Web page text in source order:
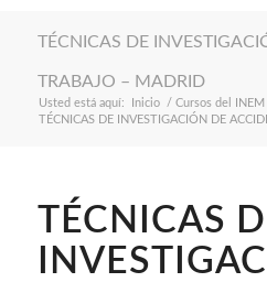
TÉCNICAS DE
TRABAJO – MADRID
Usted está aquí: Inicio / Cursos del INEM
TÉCNICAS DE INVESTIGACIÓN DE
TÉCNICAS